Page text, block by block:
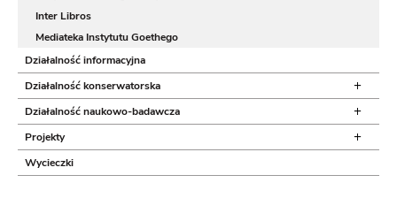
Inter Libros
Mediateka Instytutu Goethego
Działalność informacyjna
Działalność konserwatorska
+
Działalność naukowo-badawcza +
Projekty +
Wycieczki